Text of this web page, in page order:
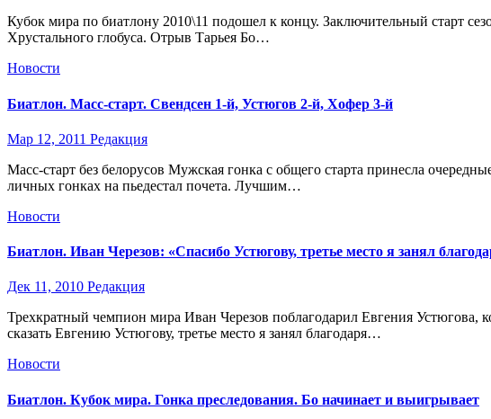
Кубок мира по биатлону 2010\11 подошел к концу. Заключительный старт
Хрустального глобуса. Отрыв Тарьея Бо…
Новости
Биатлон. Масс-старт. Свендсен 1-й, Устюгов 2-й, Хофер 3-й
Мар 12, 2011 Редакция
Масс-старт без белорусов Мужская гонка с общего старта принесла
личных гонках на пьедестал почета. Лучшим…
Новости
Биатлон. Иван Черезов: «Спасибо Устюгову, третье место я занял
Дек 11, 2010 Редакция
Трехкратный чемпион мира Иван Черезов поблагодарил Евгения
сказать Евгению Устюгову, третье место я занял благодаря…
Новости
Биатлон. Кубок мира. Гонка преследования. Бо начинает и выигрывает